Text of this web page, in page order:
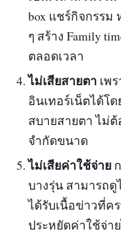
box แชร์กิจกรร
ๆ สร้าง Family
ตลอดเวลา
ไม่เสียสายตา เพ
อินเทอร์เน็ตได้โ
สบายสายตา ไม่
จำกัดขนาด
ไม่เสียค่าใช้จ่าย
บางรุ่น สามารถดู
ได้รับเนื้อข่าวที่ค
ประหยัดค่าใช้จ่า